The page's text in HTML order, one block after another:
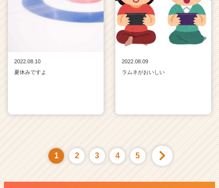
2022.08.10
夏休みですよ
2022.08.09
ラムネがおいしい
1 2 3 4 5